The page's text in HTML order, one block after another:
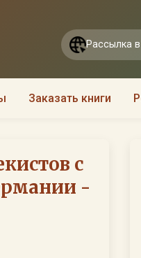
Рассылка
Заказать книги
с
-